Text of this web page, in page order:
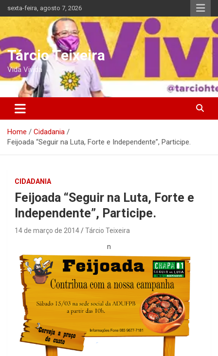
to
sexta-feira, agosto 7, 2026
Tárcio Teixeira
Vida Vivida
Home
Cidadania
Feijoada “Seguir na Luta, Forte e Independente”, Participe.
CIDADANIA
Feijoada “Seguir na Luta, Forte e
Independente”, Participe.
14 de março de 2014 Tárcio Teixeira
n